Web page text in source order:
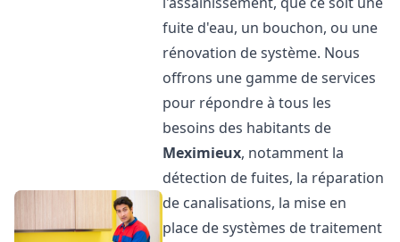
fuite d'eau, un bouchon, ou une
rénovation de système. Nous
offrons une gamme de services
pour répondre à tous les
besoins des habitants de
Meximieux, notamment la
détection de fuites, la réparation
de canalisations, la mise en
place de systèmes de traitement